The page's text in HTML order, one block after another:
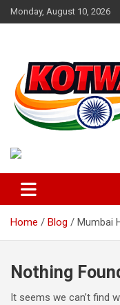
Skip
to
Monday, August 10, 2026
kotwar.in
Home Blog Mumbai
Nothing
It seems we can’t find